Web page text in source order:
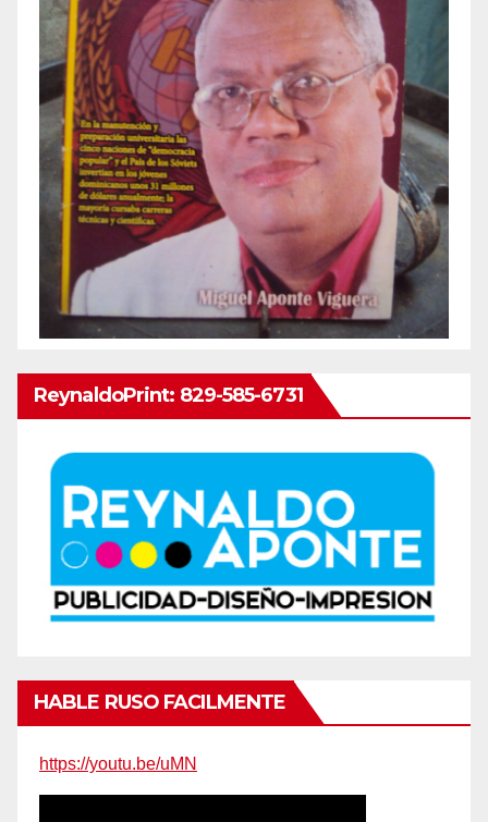
ReynaldoPrint: 829-585-6731
HABLE RUSO FACILMENTE
https://youtu.be/uMN